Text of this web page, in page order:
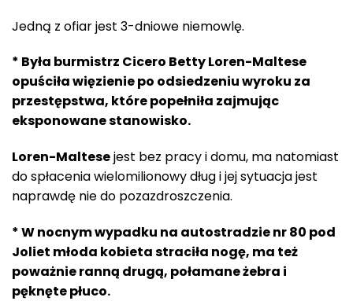
Jedną z ofiar jest 3-dniowe niemowlę.
* Była burmistrz Cicero Betty Loren-Maltese
opuściła więzienie po odsiedzeniu wyroku za
przestępstwa, które popełniła zajmując
eksponowane stanowisko.
Loren-Maltesejest bez pracy i domu, ma natomiast
do spłacenia wielomilionowy dług i jej sytuacja jest
naprawdę nie do pozazdroszczenia.
* W nocnym wypadku na autostradzie nr 80 pod
Joliet młoda kobieta straciła nogę, ma też
poważnie ranną drugą, połamane żebra i
pęknęte płuco.